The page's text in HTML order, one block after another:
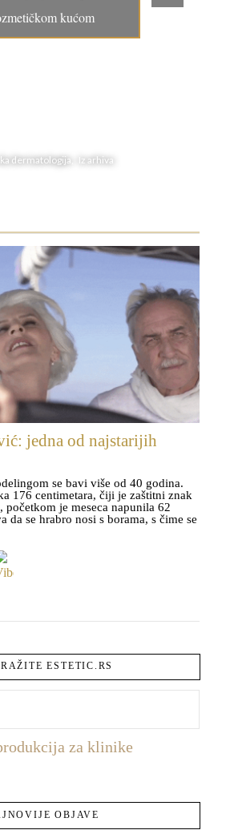
kućom
dermatologija, Iz arhiva
jedna od najstarijih
se bavi više od 40 godina.
176 centimetara, čiji je zaštitni znak
početkom je meseca napunila 62
da se hrabro nosi s borama, s čime se
ESTETIC.RS
za klinike
OBJAVE